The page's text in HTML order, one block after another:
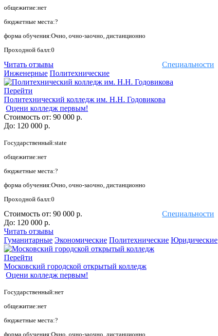
общежитие:нет
бюджетные места:?
форма обучения:Очно, очно-заочно, дистанционно
Проходной балл:0
Специальности
Читать отзывы
Инженерные Политехнические
Перейти
Политехнический колледж им. Н.Н. Годовикова
Оцени колледж первым!
Стоимость от: 90 000 р.
До: 120 000 р.
Государственный:state
общежитие:нет
бюджетные места:?
форма обучения:Очно, очно-заочно, дистанционно
Проходной балл:0
Специальности
Стоимость от: 90 000 р.
До: 120 000 р.
Читать отзывы
Гуманитарные Экономические Политехнические Юридические
Перейти
Московский городской открытый колледж
Оцени колледж первым!
Государственный:нет
общежитие:нет
бюджетные места:?
форма обучения:Очно, очно-заочно, дистанционно